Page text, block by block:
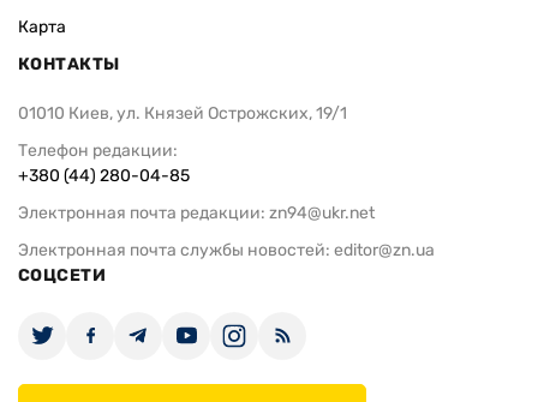
Карта
КОНТАКТЫ
01010 Киев, ул. Князей Острожских, 19/1
Телефон редакции:
+380 (44) 280-04-85
Электронная почта редакции: zn94@ukr.net
Электронная почта службы новостей: editor@zn.ua
СОЦСЕТИ